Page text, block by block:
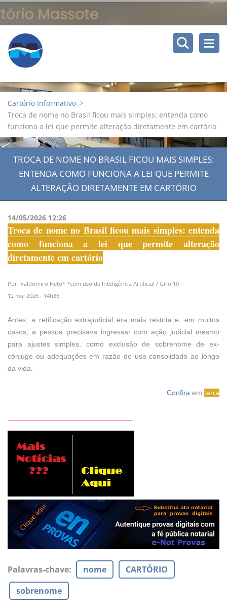
Cartório Informativo >
Troca de nome no Brasil ficou mais simples: entenda como
funciona a lei que permite alteração diretamente em cartório
TROCA DE NOME NO BRASIL FICOU MAIS SIMPLES:
ENTENDA COMO FUNCIONA A LEI QUE PERMITE
ALTERAÇÃO DIRETAMENTE EM CARTÓRIO
14/05/2026 12:26
Troca de nome no Brasil ficou mais simples: entenda
como funciona a lei que permite alteração
diretamente em cartório
Por: Valdomiro Neto* *com uso de Inteligência Artificial / Giro 10
12 mai 2026 - 14h36
Antes, a retificação extrajudicial era mais restrita e, em muitos
casos, a pessoa precisava ingressar com ação judicial mesmo
para ajustes simples, como exclusão de sobrenome de ex-
cônjuge ou adequações em razão de uso consolidado ao longo
da vida.
Confira em terra
Palavras-chave: nome
CARTÓRIO
sobrenome